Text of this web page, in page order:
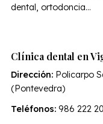
dental, ortodoncia...
Clínica dental en
Dirección: Policarpo
(Pontevedra)
Teléfonos: 986 222